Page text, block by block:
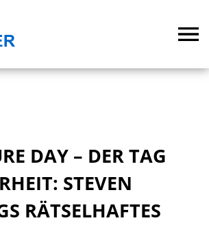
DAY – DER TAG
STEVEN
RÄTSELHAFTES